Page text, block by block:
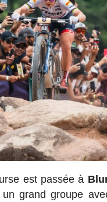
est passée à
grand groupe